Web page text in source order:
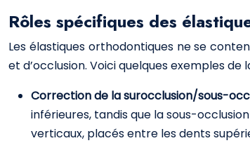
Rôles spécifiques des
Les élastiques orthodontiques ne se
et d’occlusion. Voici quelques exemples
Correction de la surocclusion/sous-
inférieures, tandis que la sous-
verticaux, placés entre les dents